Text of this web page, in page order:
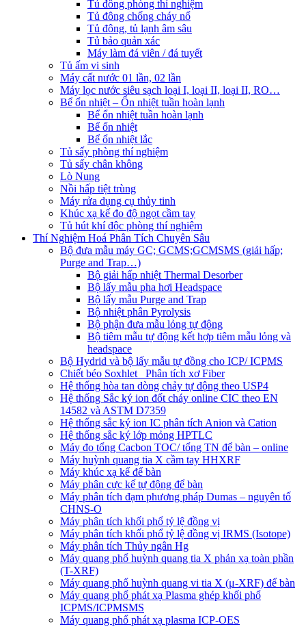
Tủ đông phòng thí nghiệm
Tủ đông chống cháy nổ
Tủ đông, tủ lạnh âm sâu
Tủ bảo quản xác
Máy làm đá viên / đá tuyết
Tủ ấm vi sinh
Máy cất nước 01 lần, 02 lần
Máy lọc nước siêu sạch loại I, loại II, loại II, RO…
Bể ổn nhiệt – Ổn nhiệt tuần hoàn lạnh
Bể ổn nhiệt tuần hoàn lạnh
Bể ổn nhiệt
Bể ổn nhiệt lắc
Tủ sấy phòng thí nghiệm
Tủ sấy chân không
Lò Nung
Nồi hấp tiệt trùng
Máy rửa dụng cụ thủy tinh
Khúc xạ kế đo độ ngọt cầm tay
Tủ hút khí độc phòng thí nghiệm
Thí Nghiệm Hoá Phân Tích Chuyên Sâu
Bộ đưa mẫu máy GC; GCMS;GCMSMS (giải hấp;
Purge and Trap…)
Bộ giải hấp nhiệt Thermal Desorber
Bộ lấy mẫu pha hơi Headspace
Bộ lấy mẫu Purge and Trap
Bộ nhiệt phân Pyrolysis
Bộ phận đưa mẫu lỏng tự động
Bộ tiêm mẫu tự động kết hợp tiêm mẫu lỏng và
headspace
Bộ Hydrid và bộ lấy mẫu tự đồng cho ICP/ ICPMS
Chiết béo Soxhlet_ Phân tích xơ Fiber
Hệ thống hòa tan dòng chảy tự động theo USP4
Hệ thống Sắc ký ion đốt cháy online CIC theo EN
14582 và ASTM D7359
Hệ thống sắc ký ion IC phân tích Anion và Cation
Hệ thống sắc ký lớp mỏng HPTLC
Máy đo tổng Cacbon TOC/ tổng TN để bàn – online
Máy huỳnh quang tia X cầm tay HHXRF
Máy khúc xạ kế để bàn
Máy phân cực kế tự động để bàn
Máy phân tích đạm phương pháp Dumas – nguyên tố
CHNS-O
Máy phân tích khối phổ tỷ lệ đồng vị
Máy phân tích khối phổ tỷ lệ đồng vị IRMS (Isotope)
Máy phân tích Thủy ngân Hg
Máy quang phổ huỳnh quang tia X phản xạ toàn phần
(T-XRF)
Máy quang phổ huỳnh quang vi tia X (μ-XRF) để bàn
Máy quang phổ phát xạ Plasma ghép khối phổ
ICPMS/ICPMSMS
Máy quang phổ phát xạ plasma ICP-OES